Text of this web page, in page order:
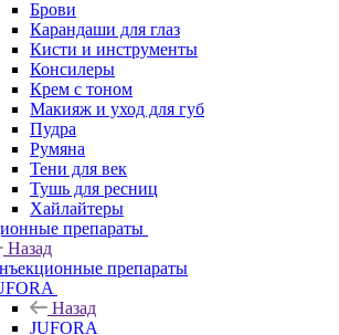
Брови
Карандаши для глаз
Кисти и инструменты
Консилеры
Крем с тоном
Макияж и уход для губ
Пудра
Румяна
Тени для век
Тушь для ресниц
Хайлайтеры
препараты
Назад
препараты
Назад
JUFORA